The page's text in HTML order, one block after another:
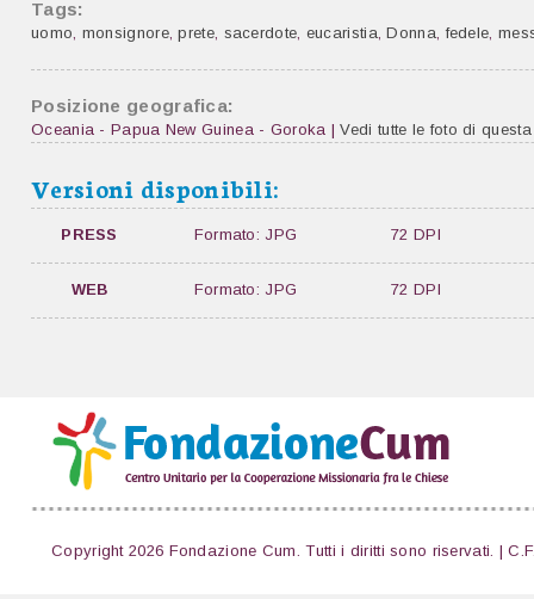
Tags:
uomo, monsignore,prete, sacerdote, eucaristia,Donna,fedele,
Posizione geografica:
Oceania - Papua New Guinea - Goroka |Vedi tutte le foto di
Versioni disponibili:
PRESS Formato: JPG 72 DPI
WEB Formato: JPG 72 DPI
Copyright 2026 Fondazione Cum. Tutti i diritti sono riservati. |